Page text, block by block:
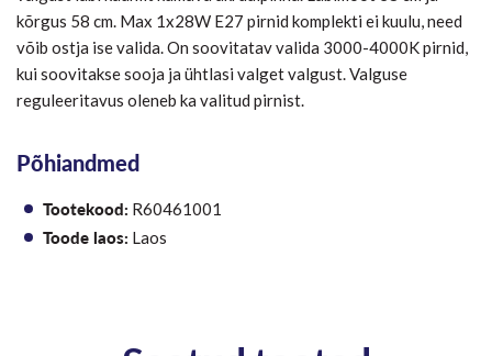
kõrgus 58 cm. Max 1x28W E27 pirnid komplekti ei kuulu, need
võib ostja ise valida. On soovitatav valida 3000-4000K pirnid,
kui soovitakse sooja ja ühtlasi valget valgust. Valguse
reguleeritavus oleneb ka valitud pirnist.
Põhiandmed
Tootekood: R60461001
Toode laos: Laos